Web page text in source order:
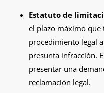
Estatuto de
el plazo máximo que
procedimiento legal
presunta infracción.
presentar una
reclamación legal.